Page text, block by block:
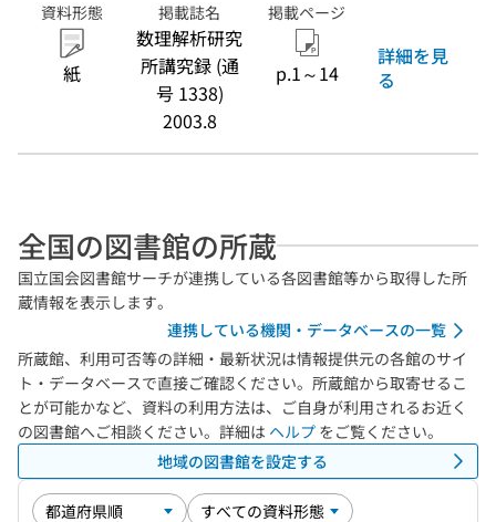
資料形態
紙
掲載誌名
数理解析研究
所講究録 (通
号 1338)
2003.8
掲載ページ
p.1～14
詳細を見
る
全国の図書館の所蔵
国立国会図書館サーチが連携している各図書館等から取得した所
蔵情報を表示します。
連携している機関・データベースの一覧
所蔵館、利用可否等の詳細・最新状況は情報提供元の各館のサイ
ト・データベースで直接ご確認ください。所蔵館から取寄せるこ
とが可能かなど、資料の利用方法は、ご自身が利用されるお近く
の図書館へご相談ください。詳細は ヘルプ をご覧ください。
地域の図書館を設定する